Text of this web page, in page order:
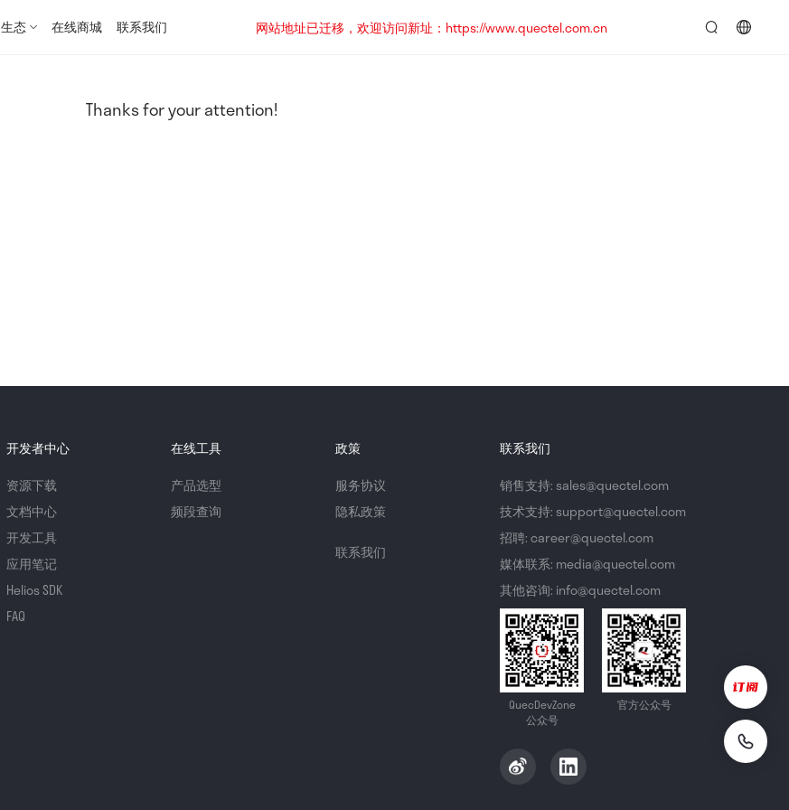
生态 在线商城 联系我们
网站地址已迁移，欢迎访问新址：https://www.quectel.com.cn
Thanks for your attention!
开发者中心
资源下载
文档中心
开发工具
应用笔记
Helios SDK
FAQ
在线工具
产品选型
频段查询
政策
服务协议
隐私政策
联系我们
联系我们
销售支持: sales@quectel.com
技术支持: support@quectel.com
招聘: career@quectel.com
媒体联系: media@quectel.com
其他咨询: info@quectel.com
QuecDevZone
公众号
官方公众号